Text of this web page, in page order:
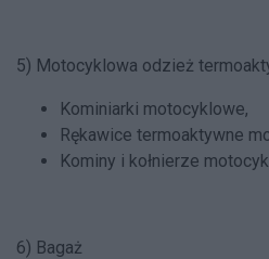
5) Motocyklowa odzież
Kominiarki motocyklowe,
Rękawice termoaktywne
Kominy i kołnierze
6) Bagaż